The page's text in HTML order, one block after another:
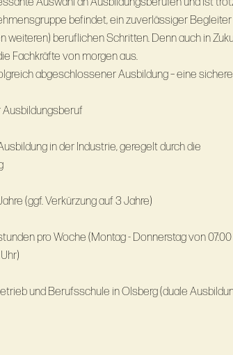
befindet, ein zuverlässiger
weiteren) beruflichen Schritten. Denn auch in
Fachkräfte von morgen aus.
abgeschlossener Ausbildung – eine
Ausbildungsberuf
in der Industrie, geregelt durch die
3,5 Jahre (ggf. Verkürzung auf 3 Jahre)
pro Woche (Montag - Donnerstag von 07:00
und Berufsschule in Olsberg (duale